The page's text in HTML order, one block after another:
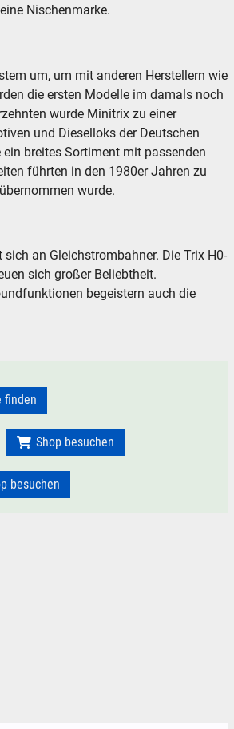
Nischenmarke.
um, um mit anderen Herstellern wie
die ersten Modelle im damals noch
wurde Minitrix zu einer
und Dieselloks der Deutschen
breites Sortiment mit passenden
führten in den 1980er Jahren zu
wurde.
an Gleichstrombahner. Die Trix H0-
sich großer Beliebtheit.
begeistern auch die
finden
Shop besuchen
besuchen